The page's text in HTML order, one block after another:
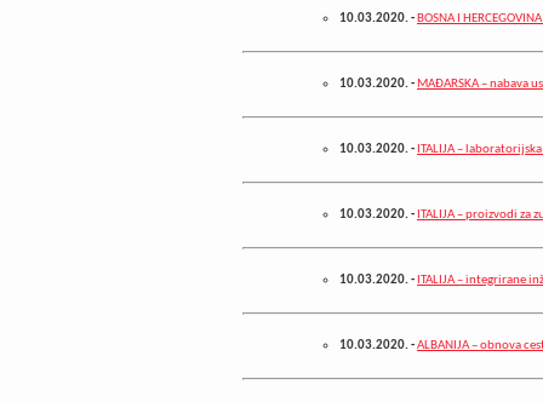
10.03.2020.-BOSNA I
10.03.2020.-MAĐARSKA – nabava
10.03.2020.-ITALIJA –
10.03.2020.-ITALIJA – proizvodi za
10.03.2020.- ITALIJA – integrirane
10.03.2020.-ALBANIJA – obnova